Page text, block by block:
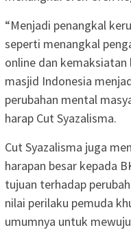
“Menjadi penangkal
seperti menangkal
online dan
masjid Indonesia
perubahan mental
harap Cut Syazalisma.
Cut Syazalisma juga
harapan besar kepada
tujuan terhadap
nilai perilaku pemuda
umumnya untuk